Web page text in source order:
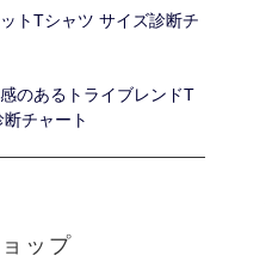
トTシャツ サイズ診断チ
のあるトライブレンドT
チャート
ップ